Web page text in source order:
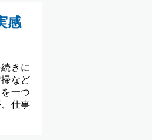
感
きに
など
一つ
仕事